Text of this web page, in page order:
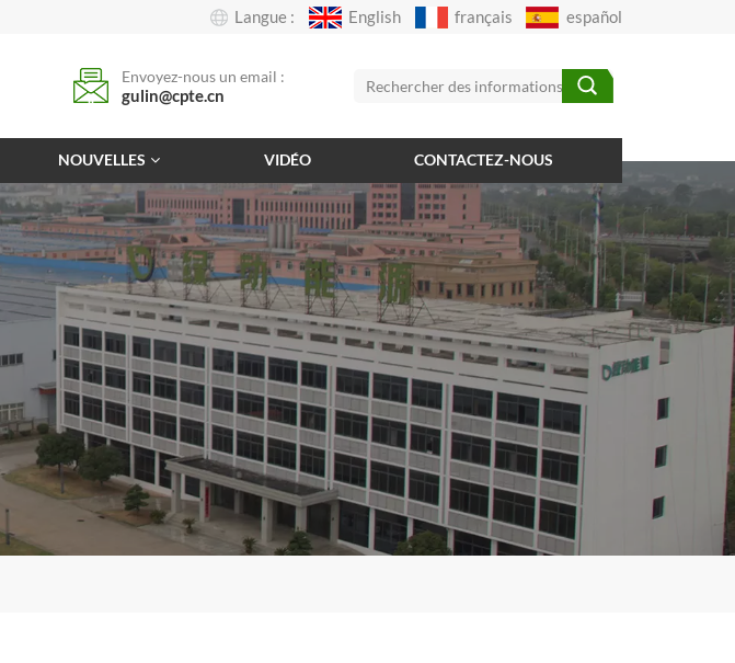
Langue : English français español
Envoyez-nous un email :
gulin@cpte.cn
NOUVELLES VIDÉO CONTACTEZ-NOUS